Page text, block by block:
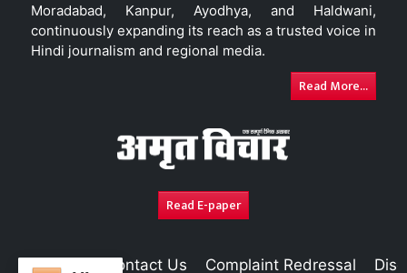
Moradabad, Kanpur, Ayodhya, and Haldwani,
continuously expanding its reach as a trusted voice in
Hindi journalism and regional media.
Read More...
Read E-paper
About Us Contact Us Complaint Redressal